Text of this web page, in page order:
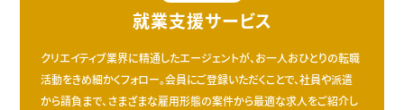
就業支援サービス
クリエイティブ業界に精通したエージェントが、お一人おひとりの転職
活動をきめ細かくフォロー。会員にご登録いただくことで、社員や派遣
から請負まで、さまざまな雇用形態の案件から最適な求人をご紹介し